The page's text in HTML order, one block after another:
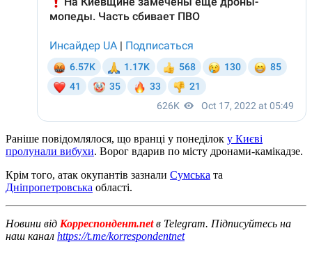
Раніше повідомлялося, що вранці у понеділок у Києві
пролунали вибухи. Ворог вдарив по місту дронами-камікадзе.
Крім того, атак окупантів зазнали Сумська та
Дніпропетровська області.
Новини від Корреспондент.netв Telegram. Підписуйтесь на
наш канал https://t.me/korrespondentnet